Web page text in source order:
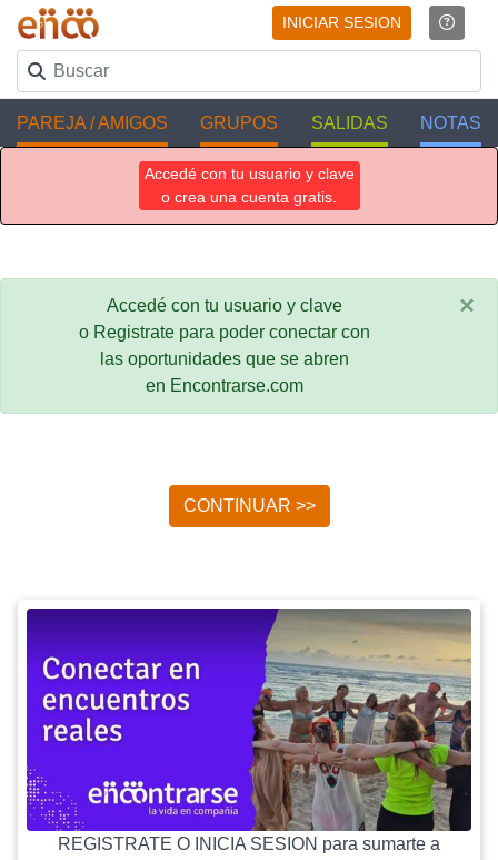
INICIAR SESION
PAREJA / AMIGOS GRUPOS SALIDAS NOTAS
Accedé con tu usuario y clave
o crea una cuenta gratis.
Accedé con tu usuario y clave
o Registrate para poder conectar con
las oportunidades que se abren
en Encontrarse.com
×
CONTINUAR >>
REGISTRATE O INICIA SESION para sumarte a